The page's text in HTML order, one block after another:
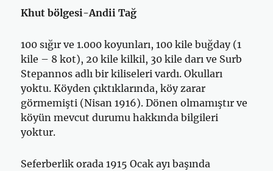
Khut bölgesi-Andii Tağ
100 sığır ve 1.000 koyunları, 100 kile buğday (1
kile – 8 kot), 20 kile kilkil, 30 kile darı ve Surb
Stepannos adlı bir kiliseleri vardı. Okulları
yoktu. Köyden çıktıklarında, köy zarar
görmemişti (Nisan 1916). Dönen olmamıştır ve
köyün mevcut durumu hakkında bilgileri
yoktur.
Seferberlik orada 1915 Ocak ayı başında